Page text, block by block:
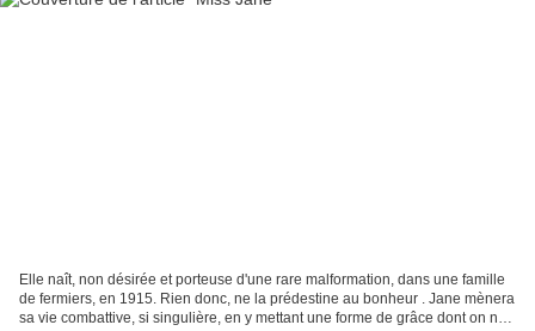
Elle naît, non désirée et porteuse d'une rare malformation, dans une famille
de fermiers, en 1915. Rien donc, ne la prédestine au bonheur . Jane mènera
sa vie combattive, si singulière, en y mettant une forme de grâce dont on ne